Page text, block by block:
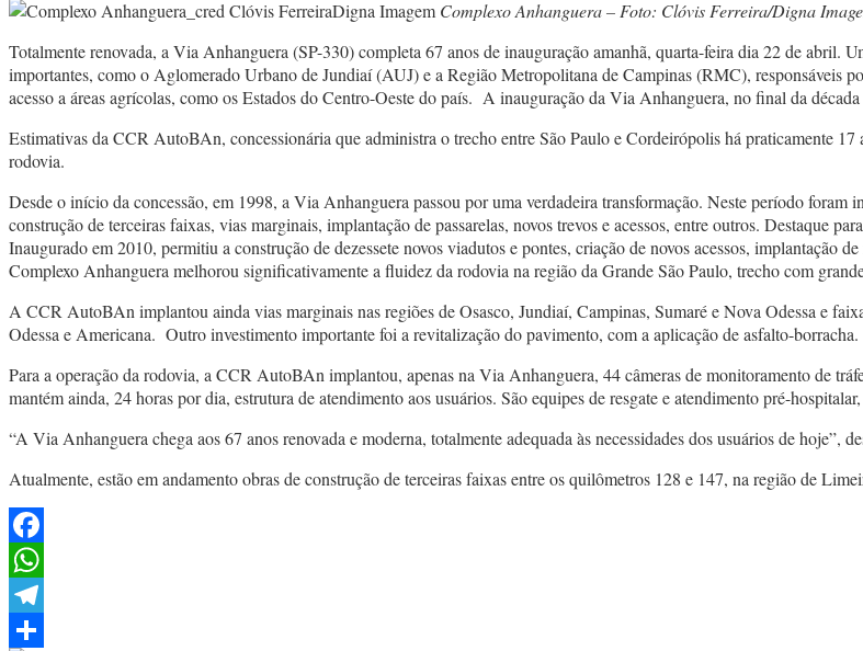
Complexo Anhanguera – Foto: Clóvis Ferreira/Digna
Totalmente renovada, a Via Anhanguera (SP-330) completa 67 anos de inauguração amanhã, quarta-feira dia 22 de abril.
importantes, como o Aglomerado Urbano de Jundiaí (AUJ) e a Região Metropolitana de Campinas (RMC), responsáveis
acesso a áreas agrícolas, como os Estados do Centro-Oeste do país. A inauguração da Via Anhanguera, no final da
Estimativas da CCR AutoBAn, concessionária que administra o trecho entre São Paulo e Cordeirópolis há praticamente
rodovia.
Desde o início da concessão, em 1998, a Via Anhanguera passou por uma verdadeira transformação. Neste período
construção de terceiras faixas, vias marginais, implantação de passarelas, novos trevos e acessos, entre outros. Destaque
Inaugurado em 2010, permitiu a construção de dezessete novos viadutos e pontes, criação de novos acessos, implantação
Complexo Anhanguera melhorou significativamente a fluidez da rodovia na região da Grande São Paulo, trecho com
A CCR AutoBAn implantou ainda vias marginais nas regiões de Osasco, Jundiaí, Campinas, Sumaré e Nova Odessa e
Odessa e Americana. Outro investimento importante foi a revitalização do pavimento, com a aplicação de asfalto-borracha.
Para a operação da rodovia, a CCR AutoBAn implantou, apenas na Via Anhanguera, 44 câmeras de monitoramento de
mantém ainda, 24 horas por dia, estrutura de atendimento aos usuários. São equipes de resgate e atendimento pré-
“A Via Anhanguera chega aos 67 anos renovada e moderna, totalmente adequada às necessidades dos usuários de
Atualmente, estão em andamento obras de construção de terceiras faixas entre os quilômetros 128 e 147, na região de
Facebook
WhatsApp
Telegram